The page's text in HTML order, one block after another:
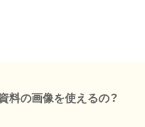
料の画像を使えるの？